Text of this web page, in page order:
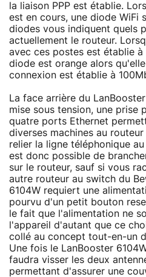
la liaison PPP est établie.
est en cours, une diode WiFi
diodes vous indiquent quels
actuellement le routeur.
avec ces postes est établie à
diode est orange alors
connexion est établie à
La face arrière du
mise sous tension, une prise
quatre ports Ethernet
diverses machines au
relier la ligne téléphonique au
est donc possible de
sur le routeur, sauf si vous
autre routeur au switch du
6104W requiert une
pourvu d'un petit bouton
le fait que l'alimentation ne
l'appareil d'autant que ce
collé au concept tout-en-un
Une fois le LanBooster
faudra visser les deux
permettant d'assurer une